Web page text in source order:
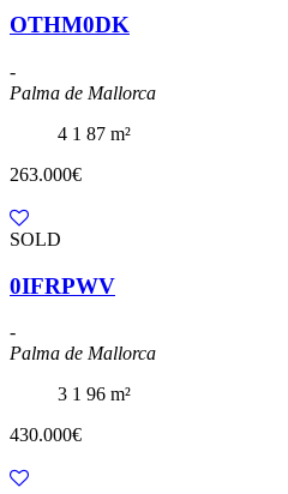
OTHM0DK
-
Palma de Mallorca
4 1 87 m²
263.000€
SOLD
0IFRPWV
-
Palma de Mallorca
3 1 96 m²
430.000€